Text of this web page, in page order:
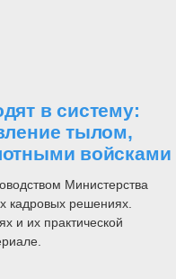
в систему:
тылом,
войсками
Министерства
кадровых решениях.
и их практической